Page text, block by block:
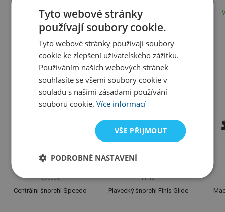
Varianty skladem Skladem
Alternativní zboží
Speedo
Centrální šnorchl Speedo
Finis
Plavecký šnorchl Finis Glide
Tyto webové stránky
používají soubory cookie.
Tyto webové stránky používají soubory
cookie ke zlepšení uživatelského zážitku.
Používáním našich webových stránek
souhlasíte se všemi soubory cookie v
souladu s našimi zásadami používání
souborů cookie.Více informací
VŠE PŘIJMOUT
PODROBNÉ NASTAVENÍ